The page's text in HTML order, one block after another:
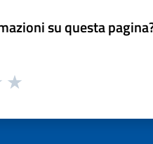
su questa